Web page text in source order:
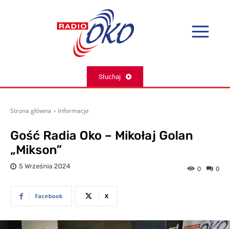
Słuchaj
Strona główna Informacje
Gość Radia Oko – Mikołaj Golan
„Mikson”
5 Września 2024 0
0
Facebook X